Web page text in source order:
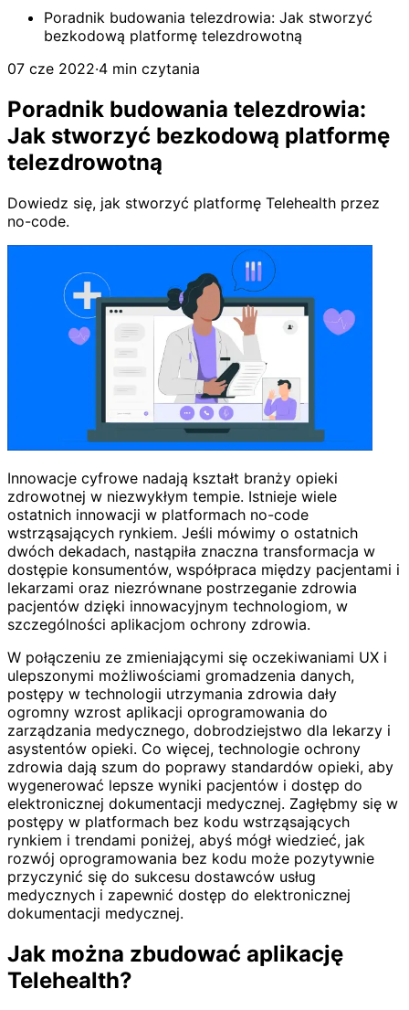
Poradnik budowania telezdrowia: Jak stworzyć
bezkodową platformę telezdrowotną
07 cze 2022·4 min czytania
Poradnik budowania telezdrowia:
Jak stworzyć bezkodową platformę
telezdrowotną
Dowiedz się, jak stworzyć platformę Telehealth przez
no-code.
Innowacje cyfrowe nadają kształt branży opieki
zdrowotnej w niezwykłym tempie. Istnieje wiele
ostatnich innowacji w platformach no-code
wstrząsających rynkiem. Jeśli mówimy o ostatnich
dwóch dekadach, nastąpiła znaczna transformacja w
dostępie konsumentów, współpraca między pacjentami i
lekarzami oraz niezrównane postrzeganie zdrowia
pacjentów dzięki innowacyjnym technologiom, w
szczególności aplikacjom ochrony zdrowia.
W połączeniu ze zmieniającymi się oczekiwaniami UX i
ulepszonymi możliwościami gromadzenia danych,
postępy w technologii utrzymania zdrowia dały
ogromny wzrost aplikacji oprogramowania do
zarządzania medycznego, dobrodziejstwo dla lekarzy i
asystentów opieki. Co więcej, technologie ochrony
zdrowia dają szum do poprawy standardów opieki, aby
wygenerować lepsze wyniki pacjentów i dostęp do
elektronicznej dokumentacji medycznej. Zagłębmy się w
postępy w platformach bez kodu wstrząsających
rynkiem i trendami poniżej, abyś mógł wiedzieć, jak
rozwój oprogramowania bez kodu może pozytywnie
przyczynić się do sukcesu dostawców usług
medycznych i zapewnić dostęp do elektronicznej
dokumentacji medycznej.
Jak można zbudować aplikację
Telehealth?